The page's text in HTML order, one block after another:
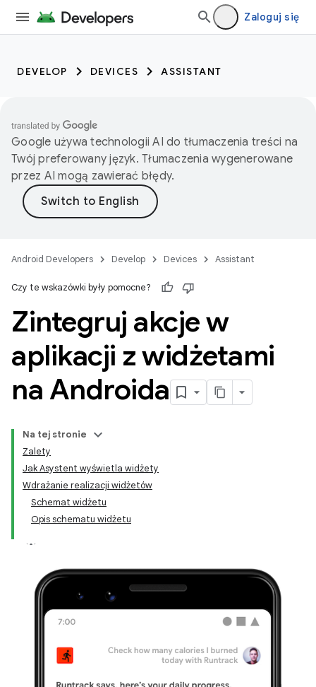
Zaloguj się
DEVELOP DEVICES ASSISTANT
Google używa technologii AI do tłumaczenia treści na
Twój preferowany język. Tłumaczenia wygenerowane
przez AI mogą zawierać błędy.
Android Developers Develop Devices Assistant
Czy te wskazówki były pomocne?
Zintegruj akcje w
aplikacji z widżetami
na Androida
Na tej stronie
Zalety
Jak Asystent wyświetla widżety
Wdrażanie realizacji widżetów
Schemat widżetu
Opis schematu widżetu